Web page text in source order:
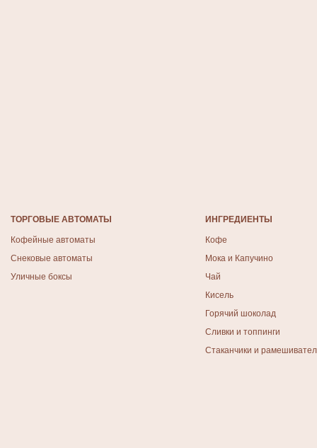
ТОРГОВЫЕ АВТОМАТЫ
Кофейные автоматы
Снековые автоматы
Уличные боксы
ИНГРЕДИЕНТЫ
Кофе
Мока и Капучино
Чай
Кисель
Горячий шоколад
Сливки и топпинги
Стаканчики и